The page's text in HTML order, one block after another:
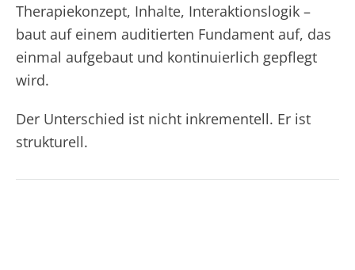
Therapiekonzept, Inhalte, Interaktionslogik –
baut auf einem auditierten Fundament auf, das
einmal aufgebaut und kontinuierlich gepflegt
wird.
Der Unterschied ist nicht inkrementell. Er ist
strukturell.